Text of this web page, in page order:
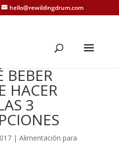
hello@rewildingdrum.com
BEBER
HACER
3
| Alimentación para